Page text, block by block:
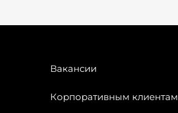
Вакансии
Корпоративным клиентам